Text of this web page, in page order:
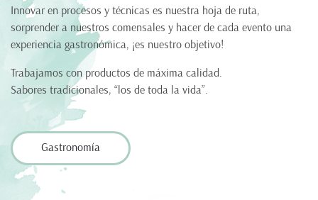
Innovar en procesos y técnicas es nuestra hoja de ruta,
sorprender a nuestros comensales y hacer de cada evento una
experiencia gastronómica, ¡es nuestro objetivo!
Trabajamos con productos de máxima calidad.
Sabores tradicionales, “los de toda la vida”.
Gastronomía